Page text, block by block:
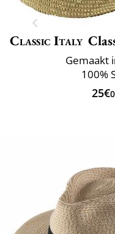
Classic Italy
Gemaakt
100%
25€